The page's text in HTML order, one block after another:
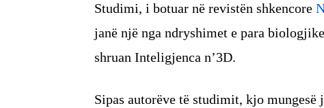
Studimi, i botuar në revistën shkencore
janë një nga ndryshimet e para
shruan Inteligjenca n’3D.
Sipas autorëve të studimit, kjo